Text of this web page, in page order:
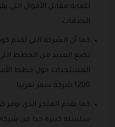
للغاية مقابل الأموال
الخدمات.
كما أن الشركة التي تقدم
تضع العديد من الخطط التي
المستجدات حول خطط
1200 شركة سفر تقريبا.
كما يقدم المتجر الذي
سلسلة كبيرة جدا من